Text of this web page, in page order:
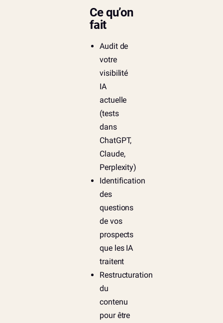
Ce qu’on
fait
Audit de
votre
visibilité
IA
actuelle
(tests
dans
ChatGPT,
Claude,
Perplexity)
Identification
des
questions
de vos
prospects
que les IA
traitent
Restructuration
du
contenu
pour être